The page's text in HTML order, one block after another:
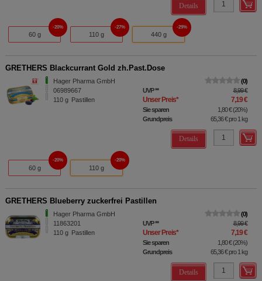
Details
60 g
20%
110 g
27%
440 g
29%
GRETHERS Blackcurrant Gold zh.Past.Dose
Hager Pharma GmbH
06989667
110 g Pastillen
0
UVP** 8,99 €
Unser Preis* 7,19 €
Sie sparen 1,80 €(20%)
Grundpreis
65,36 €pro 1 kg
Details
60 g
20%
110 g
20%
GRETHERS Blueberry zuckerfrei Pastillen
Hager Pharma GmbH
11863201
110 g Pastillen
0
UVP** 8,99 €
Unser Preis* 7,19 €
Sie sparen 1,80 €(20%)
Grundpreis
65,36 €pro 1 kg
Details